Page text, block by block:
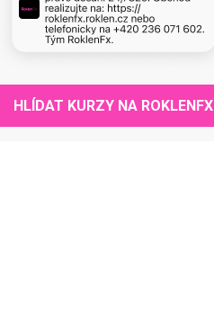
HLÍDAT KURZY NA ROKLENFX